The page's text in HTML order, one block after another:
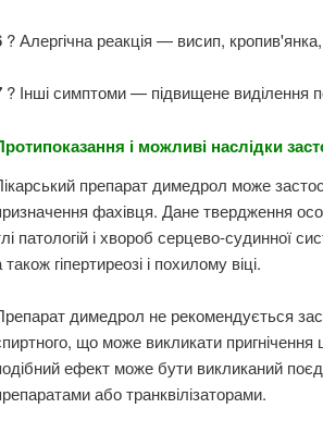
? Алергічна реакція — висип,
? Інші симптоми — підвищене виділення
і можливі наслідки
препарат димедрол може
фахівця. Дане твердження
патологій і хвороб серцево-судинної
також гіпертиреозі і похилому віці.
димедрол не рекомендується
що може викликати
ефект може бути викликаний
або транквілізаторами.